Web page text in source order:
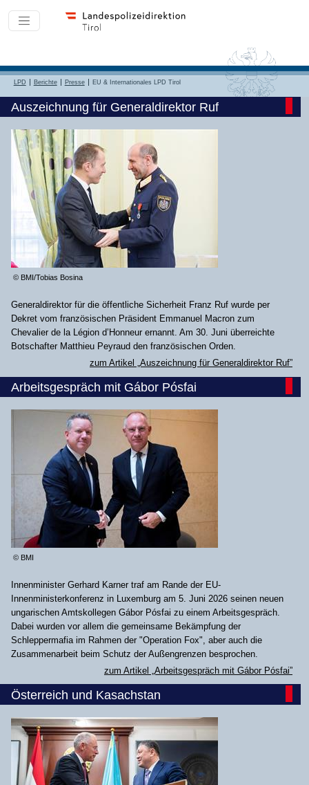
LPD Berichte Presse EU & Internationales LPD Tirol
Auszeichnung für Generaldirektor Ruf
© BMI/Tobias Bosina
Generaldirektor für die öffentliche Sicherheit Franz Ruf wurde per
Dekret vom französischen Präsident Emmanuel Macron zum
Chevalier de la Légion d’Honneur ernannt. Am 30. Juni überreichte
Botschafter Matthieu Peyraud den französischen Orden.
zum Artikel „Auszeichnung für Generaldirektor Ruf”
Arbeitsgespräch mit Gábor Pósfai
© BMI
Innenminister Gerhard Karner traf am Rande der EU-
Innenministerkonferenz in Luxemburg am 5. Juni 2026 seinen neuen
ungarischen Amtskollegen Gábor Pósfai zu einem Arbeitsgespräch.
Dabei wurden vor allem die gemeinsame Bekämpfung der
Schleppermafia im Rahmen der "Operation Fox", aber auch die
Zusammenarbeit beim Schutz der Außengrenzen besprochen.
zum Artikel „Arbeitsgespräch mit Gábor Pósfai”
Österreich und Kasachstan